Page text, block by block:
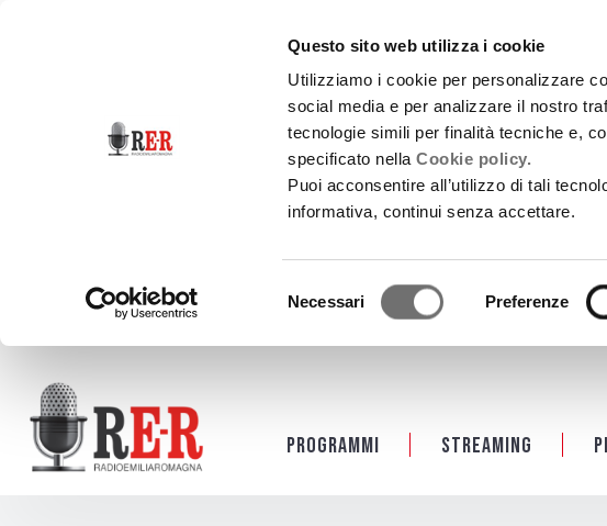
Questo sito web utilizza i cookie
Utilizziamo i cookie per personalizzare
social media e per analizzare il nostro
tecnologie simili per finalità tecniche e,
specificato nellaCookie policy.
Puoi acconsentire all’utilizzo di tali
informativa, continui senza accettare.
Necessari Preferenze
Programmi Streaming